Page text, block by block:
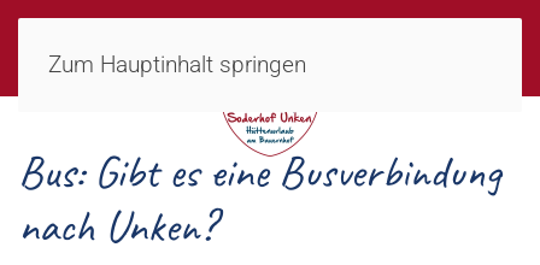
Zum Hauptinhalt springen
Bus: Gibt es eine Busverbindung
nach Unken?